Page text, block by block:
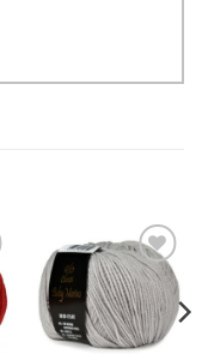
Добавить в
избранное.